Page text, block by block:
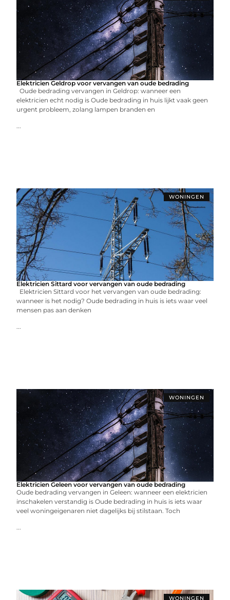
Elektricien Geldrop voor vervangen van oude bedrading
Oude bedrading vervangen in Geldrop: wanneer een
elektricien echt nodig is Oude bedrading in huis lijkt vaak geen
urgent probleem, zolang lampen branden en
...
WONINGEN
Elektricien Sittard voor vervangen van oude bedrading
Elektricien Sittard voor het vervangen van oude bedrading:
wanneer is het nodig? Oude bedrading in huis is iets waar veel
mensen pas aan denken
...
WONINGEN
Elektricien Geleen voor vervangen van oude bedrading
Oude bedrading vervangen in Geleen: wanneer een elektricien
inschakelen verstandig is Oude bedrading in huis is iets waar
veel woningeigenaren niet dagelijks bij stilstaan. Toch
...
WONINGEN